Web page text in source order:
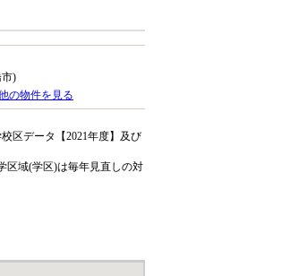
)
の物件を見る
区データ【2021年度】及び
区域(学区)は毎年見直しの対